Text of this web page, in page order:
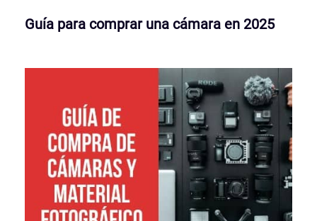
Guía para comprar una cámara en 2025